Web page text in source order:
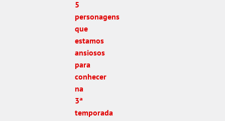
5
personagens
que
estamos
ansiosos
para
conhecer
na
3ª
temporada